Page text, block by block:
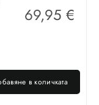
69,95 €
в количката